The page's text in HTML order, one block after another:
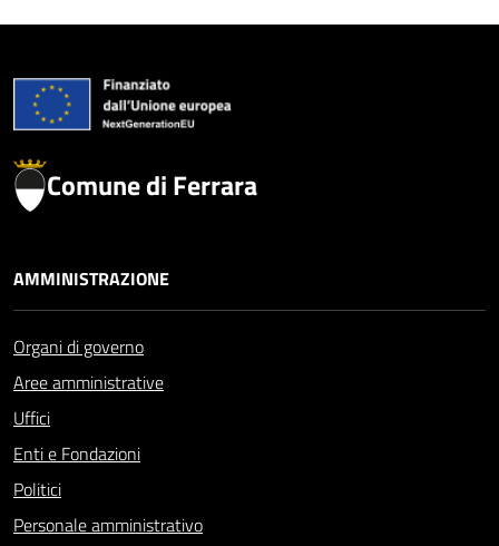
Comune di Ferrara
AMMINISTRAZIONE
Organi di governo
Aree amministrative
Uffici
Enti e Fondazioni
Politici
Personale amministrativo